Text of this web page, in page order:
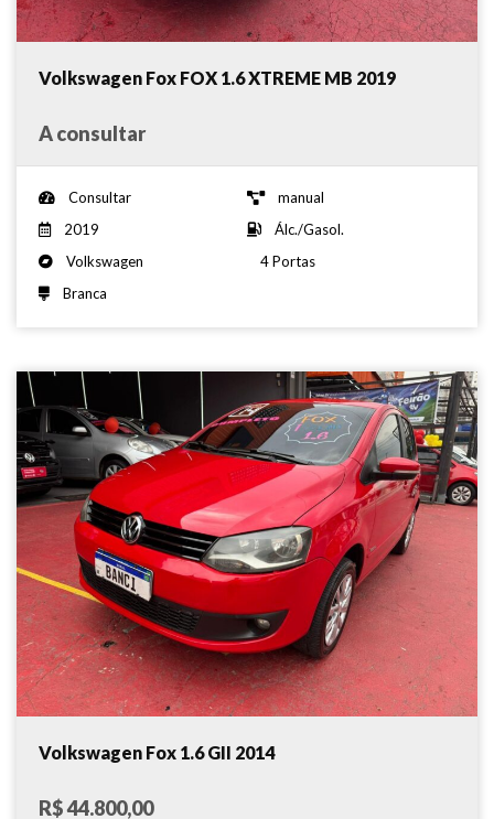
Volkswagen Fox FOX 1.6 XTREME MB 2019
A consultar
Consultar
manual
2019
Álc./Gasol.
Volkswagen
4 Portas
Branca
Volkswagen Fox 1.6 GII 2014
R$ 44.800,00